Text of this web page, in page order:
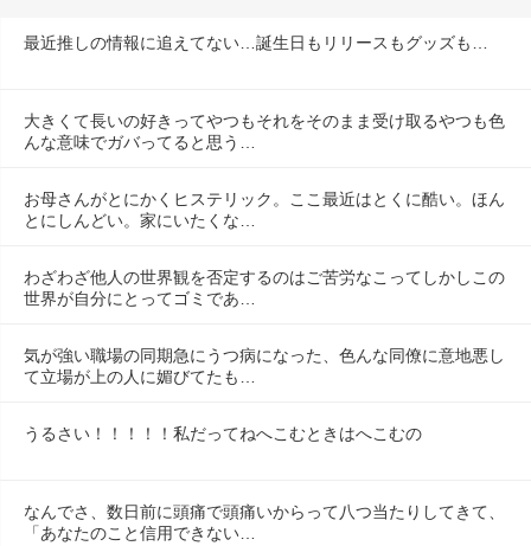
最近推しの情報に追えてない…誕生日もリリースもグッズも…
大きくて長いの好きってやつもそれをそのまま受け取るやつも色
んな意味でガバってると思う…
お母さんがとにかくヒステリック。ここ最近はとくに酷い。ほん
とにしんどい。家にいたくな…
わざわざ他人の世界観を否定するのはご苦労なこってしかしこの
世界が自分にとってゴミであ…
気が強い職場の同期急にうつ病になった、色んな同僚に意地悪し
て立場が上の人に媚びてたも…
うるさい！！！！！私だってねへこむときはへこむの
なんでさ、数日前に頭痛で頭痛いからって八つ当たりしてきて、
「あなたのこと信用できない…